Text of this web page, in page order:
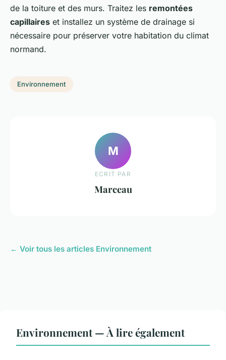
de la toiture et des murs. Traitez les remontées
capillaires et installez un système de drainage si
nécessaire pour préserver votre habitation du climat
normand.
Environnement
M
ECRIT PAR
Marceau
← Voir tous les articles Environnement
Environnement — À lire également